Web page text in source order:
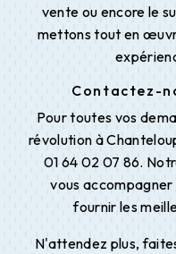
vente ou encore le
mettons tout en
Contactez-
Pour toutes vos
révolution à
01 64 02 07 86.
vous
fournir les
N'attendez plus,